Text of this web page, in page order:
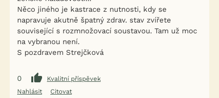
Něco jiného je kastrace z nutnosti, kdy se
napravuje akutně špatný zdrav. stav zvířete
související s rozmnožovací soustavou. Tam už moc
na vybranou není.
S pozdravem Strejčková
0
Kvalitní příspěvek
Nahlásit
Citovat